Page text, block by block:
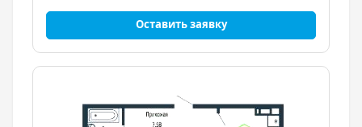
Оставить заявку